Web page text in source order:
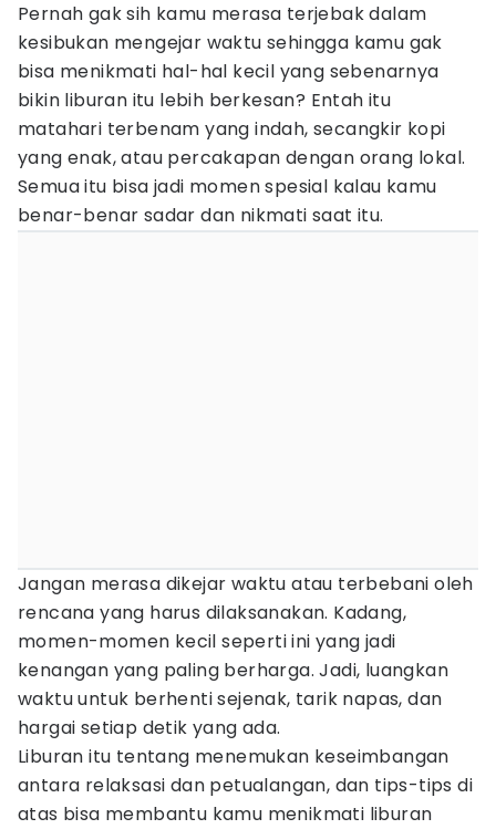
Pernah gak sih kamu merasa terjebak dalam
kesibukan mengejar waktu sehingga kamu gak
bisa menikmati hal-hal kecil yang sebenarnya
bikin liburan itu lebih berkesan? Entah itu
matahari terbenam yang indah, secangkir kopi
yang enak, atau percakapan dengan orang lokal.
Semua itu bisa jadi momen spesial kalau kamu
benar-benar sadar dan nikmati saat itu.
Jangan merasa dikejar waktu atau terbebani oleh
rencana yang harus dilaksanakan. Kadang,
momen-momen kecil seperti ini yang jadi
kenangan yang paling berharga. Jadi, luangkan
waktu untuk berhenti sejenak, tarik napas, dan
hargai setiap detik yang ada.
Liburan itu tentang menemukan keseimbangan
antara relaksasi dan petualangan, dan tips-tips di
atas bisa membantu kamu menikmati liburan